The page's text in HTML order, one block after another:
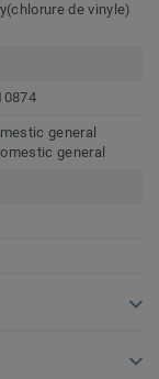
de vinyle)
general
general